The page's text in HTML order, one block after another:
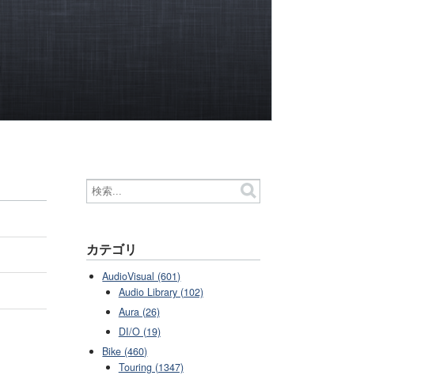
カテゴリ
AudioVisual (601)
Audio Library (102)
Aura (26)
DI/O (19)
Bike (460)
Touring (1347)